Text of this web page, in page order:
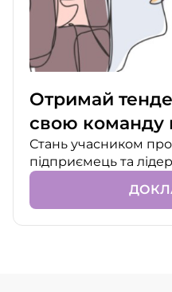
Отримай
свою команду
Стань учасником
підприємець та